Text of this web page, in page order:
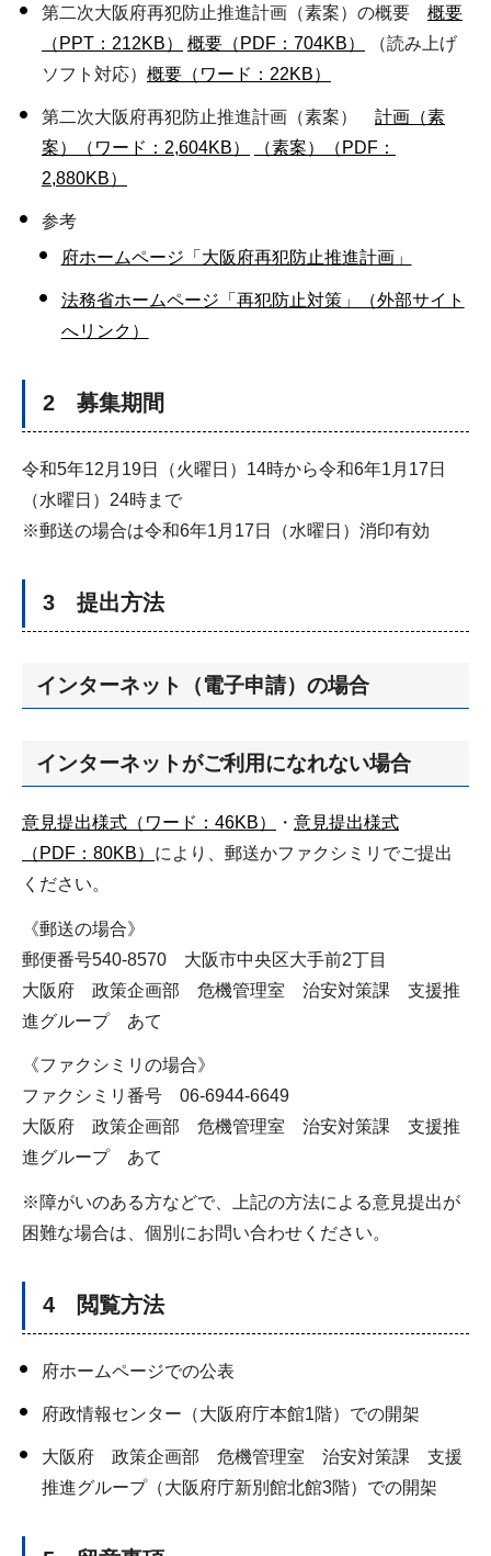
第二次大阪府再犯防止推進計画（素案）の概要 概要
（PPT：212KB）
概要（PDF：704KB）
（読み上げ
ソフト対応） 概要（ワード：22KB）
第二次大阪府再犯防止推進計画（素案） 計画（素
案）（ワード：2,604KB）
（素案）（PDF：
2,880KB）
参考
府ホームページ「大阪府再犯防止推進計画」
法務省ホームページ「再犯防止対策」（外部サイト
へリンク）
2 募集期間
令和5年12月19日（火曜日）14時から令和6年1月17日
（水曜日）24時まで
※郵送の場合は令和6年1月17日（水曜日）消印有効
3 提出方法
インターネット（電子申請）の場合
インターネットがご利用になれない場合
意見提出様式（ワード：46KB） ・ 意見提出様式
（PDF：80KB） により、郵送かファクシミリでご提出
ください。
《郵送の場合》
郵便番号540-8570 大阪市中央区大手前2丁目
大阪府 政策企画部 危機管理室 治安対策課 支援推
進グループ あて
《ファクシミリの場合》
ファクシミリ番号 06-6944-6649
大阪府 政策企画部 危機管理室 治安対策課 支援推
進グループ あて
※障がいのある方などで、上記の方法による意見提出が
困難な場合は、個別にお問い合わせください。
4 閲覧方法
府ホームページでの公表
府政情報センター（大阪府庁本館1階）での開架
大阪府 政策企画部 危機管理室 治安対策課 支援
推進グループ（大阪府庁新別館北館3階）での開架